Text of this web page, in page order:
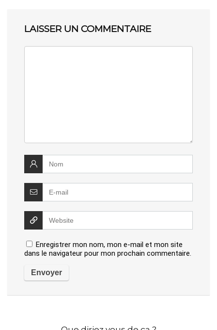
LAISSER UN COMMENTAIRE
Enregistrer mon nom, mon e-mail et mon site
dans le navigateur pour mon prochain commentaire.